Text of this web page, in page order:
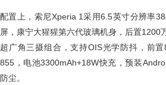
配置上，索尼Xperia 1采用6.5英寸分辨率
屏，康宁大猩猩第六代玻璃机身，后置1200
超广角三摄组合，支持OIS光学防抖，前
855，电池3300mAh+18W快充，预装
防尘。